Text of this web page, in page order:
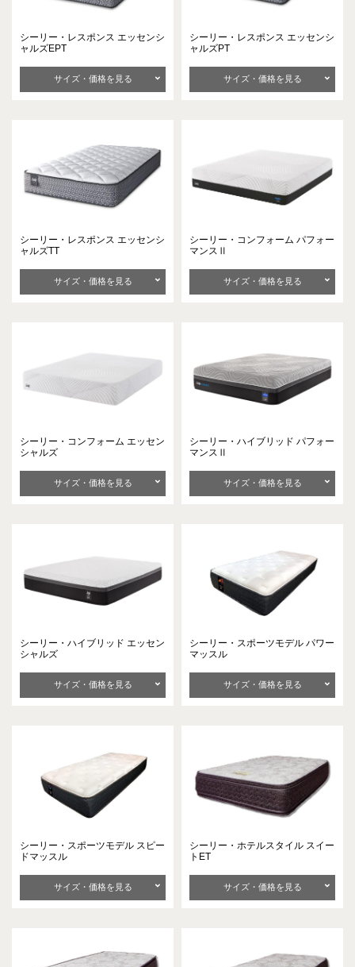
シーリー・レスポンス エッセンシ
ャルズEPT
サイズ・価格を見る
シーリー・レスポンス エッセンシ
ャルズPT
サイズ・価格を見る
シーリー・レスポンス エッセンシ
ャルズTT
サイズ・価格を見る
シーリー・コンフォーム パフォー
マンスⅡ
サイズ・価格を見る
シーリー・コンフォーム エッセン
シャルズ
サイズ・価格を見る
シーリー・ハイブリッド パフォー
マンスⅡ
サイズ・価格を見る
シーリー・ハイブリッド エッセン
シャルズ
サイズ・価格を見る
シーリー・スポーツモデル パワー
マッスル
サイズ・価格を見る
シーリー・スポーツモデル スピー
ドマッスル
サイズ・価格を見る
シーリー・ホテルスタイル スイー
トET
サイズ・価格を見る